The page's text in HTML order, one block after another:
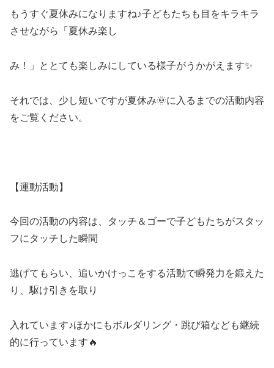
もうすぐ夏休みになりますね♪子どもたちも目をキラキラ
させながら「夏休み楽し
み！」ととても楽しみにしている様子がうかがえます✨
それでは、少し短いですが夏休み🌞に入るまでの活動内容
をご覧ください。
【運動活動】
今回の活動の内容は、タッチ＆ゴーで子どもたちがスタッ
フにタッチした瞬間
逃げてもらい、追いかけっこをする活動で瞬発力を鍛えた
り、駆け引きを取り
入れています♪ほかにもボルダリング・跳び箱なども継続
的に行っています🔥